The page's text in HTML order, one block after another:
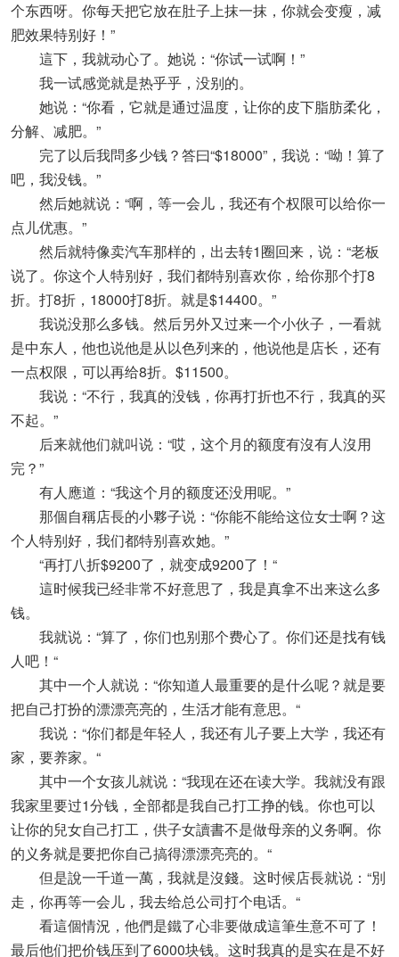
个东西呀。你每天把它放在肚子上抹一抹，你就会变瘦，减
肥效果特别好！”
這下，我就动心了。她说：“你试一试啊！”
我一试感觉就是热乎乎，没别的。
她说：“你看，它就是通过温度，让你的皮下脂肪柔化，
分解、减肥。”
完了以后我問多少钱？答曰“$18000”，我说：“呦！算了
吧，我没钱。”
然后她就说：“啊，等一会儿，我还有个权限可以给你一
点儿优惠。”
然后就特像卖汽车那样的，出去转1圈回来，说：“老板
说了。你这个人特别好，我们都特别喜欢你，给你那个打8
折。打8折，18000打8折。就是$14400。”
我说没那么多钱。然后另外又过来一个小伙子，一看就
是中东人，他也说他是从以色列来的，他说他是店长，还有
一点权限，可以再给8折。$11500。
我说：“不行，我真的没钱，你再打折也不行，我真的买
不起。”
后来就他们就叫说：“哎，这个月的额度有沒有人沒用
完？”
有人應道：“我这个月的额度还没用呢。”
那個自稱店長的小夥子说：“你能不能给这位女士啊？这
个人特别好，我们都特别喜欢她。”
“再打八折$9200了，就变成9200了！“
這时候我已经非常不好意思了，我是真拿不出来这么多
钱。
我就说：“算了，你们也别那个费心了。你们还是找有钱
人吧！“
其中一个人就说：“你知道人最重要的是什么呢？就是要
把自己打扮的漂漂亮亮的，生活才能有意思。“
我说：“你们都是年轻人，我还有儿子要上大学，我还有
家，要养家。“
其中一个女孩儿就说：“我现在还在读大学。我就没有跟
我家里要过1分钱，全部都是我自己打工挣的钱。你也可以
让你的兒女自己打工，供子女讀書不是做母亲的义务啊。你
的义务就是要把你自己搞得漂漂亮亮的。“
但是說一千道一萬，我就是沒錢。这时候店長就说：“別
走，你再等一会儿，我去给总公司打个电话。“
看這個情況，他們是鐵了心非要做成這筆生意不可了！
最后他们把价钱压到了6000块钱。这时我真的是实在是不好